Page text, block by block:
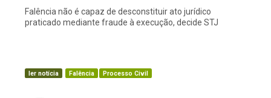
Falência não é capaz de desconstituir ato jurídico
praticado mediante fraude à execução, decide STJ
ler notícia Falência Processo Civil